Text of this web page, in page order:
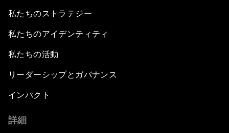
私たちのストラテジー
私たちのアイデンティティ
私たちの活動
リーダーシップとガバナンス
インパクト
詳細